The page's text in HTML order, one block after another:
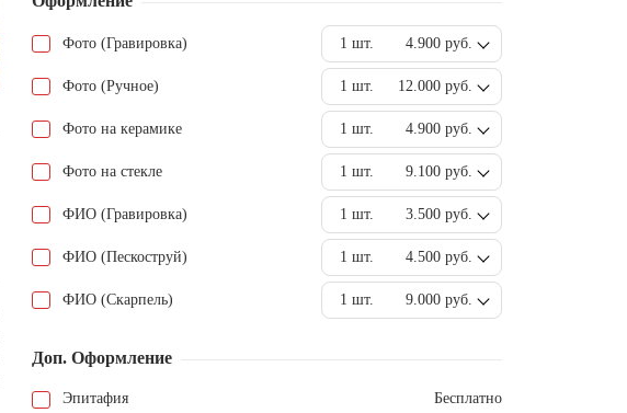
Фото (Гравировка) 1 шт. 4.900 руб.
Фото (Ручное) 1 шт. 12.000 руб.
Фото на керамике 1 шт. 4.900 руб.
Фото на стекле 1 шт. 9.100 руб.
ФИО (Гравировка) 1 шт. 3.500 руб.
ФИО (Пескоструй) 1 шт. 4.500 руб.
ФИО (Скарпель) 1 шт. 9.000 руб.
Доп. Оформление
Эпитафия
Бесплатно